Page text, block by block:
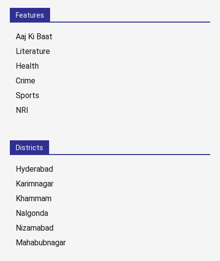
Features
Aaj Ki Baat
Literature
Health
Crime
Sports
NRI
Districts
Hyderabad
Karimnagar
Khammam
Nalgonda
Nizamabad
Mahabubnagar